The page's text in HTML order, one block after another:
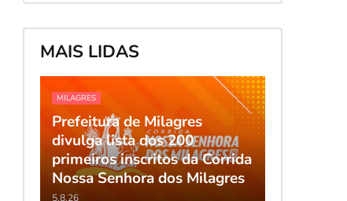
MAIS LIDAS
MILAGRES
Prefeitura de Milagres
divulga lista dos 200
primeiros inscritos da Corrida
Nossa Senhora dos Milagres
5.8.26